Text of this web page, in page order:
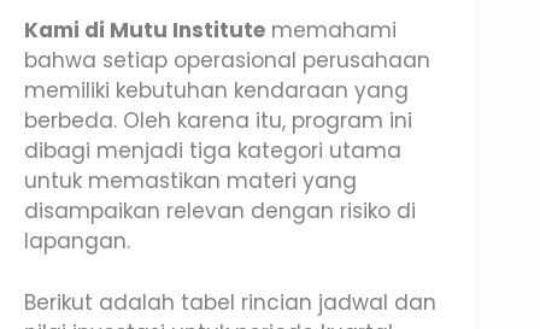
Kami di Mutu Institute memahami
bahwa setiap operasional perusahaan
memiliki kebutuhan kendaraan yang
berbeda. Oleh karena itu, program ini
dibagi menjadi tiga kategori utama
untuk memastikan materi yang
disampaikan relevan dengan risiko di
lapangan.
Berikut adalah tabel rincian jadwal dan